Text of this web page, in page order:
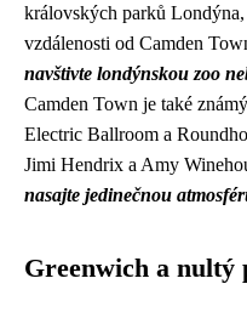
královských parků
vzdálenosti od Camden
navštivte londýnskou zoo
Camden Town je také
Electric Ballroom a
Jimi Hendrix a Amy
nasajte jedinečnou
Greenwich a nultý